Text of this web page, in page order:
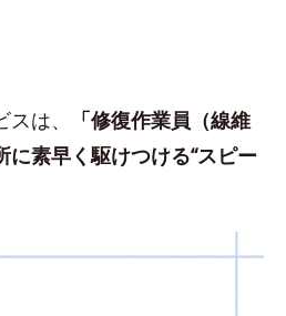
は、
「修復作業員（線維
素早く駆けつける“スピー